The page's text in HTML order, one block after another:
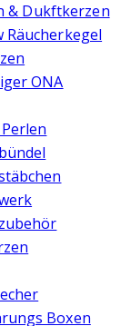
& Dukftkerzen
Räucherkegel
ONA
Boxen